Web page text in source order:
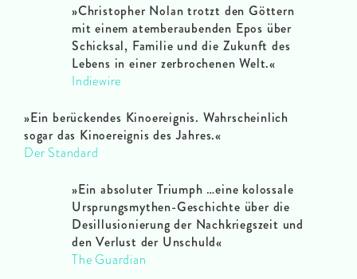
»Christopher Nolan trotzt den Göttern
mit einem atemberaubenden Epos über
Schicksal, Familie und die Zukunft des
Lebens in einer zerbrochenen Welt.«
Indiewire
»Ein berückendes Kinoereignis. Wahrscheinlich
sogar das Kinoereignis des Jahres.«
Der Standard
»Ein absoluter Triumph …eine kolossale
Ursprungsmythen-Geschichte über die
Desillusionierung der Nachkriegszeit und
den Verlust der Unschuld«
The Guardian